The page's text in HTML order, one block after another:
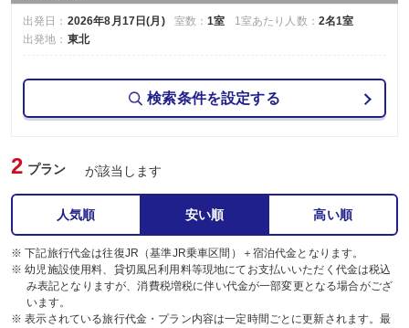
出発日： 2026年8月17日(月) 室数：1室 1室あたり人数： 2名1室
出発地： 東北
検索条件を設定する
2 プラン が該当します
人気順 安い順 高い順
※ 下記旅行代金は往復JR（基準JR乗車区間）＋宿泊代金となります。
※ 幼児施設使用料、貸切風呂利用料等現地にてお支払いいただく代金は税込
み表記となりますが、消費税増税に伴い代金が一部変更となる場合がござ
います。
※ 表示されている旅行代金・プラン内容は一定時間ごとに更新されます。最